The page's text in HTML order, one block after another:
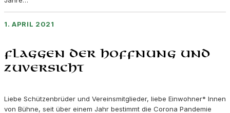
1. APRIL 2021
Flaggen der Hoffnung und
Zuversicht
Liebe Schützenbrüder und Vereinsmitglieder, liebe Einwohner* Innen
von Bühne, seit über einem Jahr bestimmt die Corona Pandemie